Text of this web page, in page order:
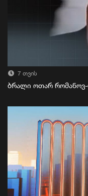
7 თვის
ბრალი ოთარ რომანოვ-